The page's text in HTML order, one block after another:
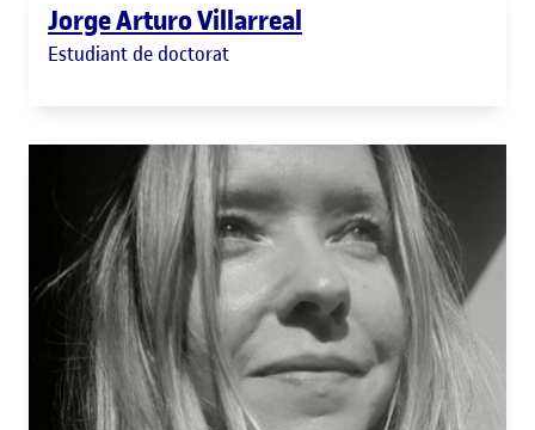
Jorge Arturo Villarreal
Estudiant de doctorat